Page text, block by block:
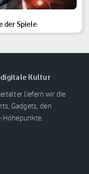
der Spiele
digitale Kultur
liefern wir die
Gadgets, den
Höhepunkte.